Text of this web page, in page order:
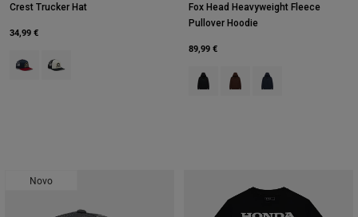
Crest Trucker Hat
34,99 €
Product swatch type of Azul meia-noite.
Product swatch type of Pearl White.
Fox Head Heavyweight Fleece
Pullover Hoodie
89,99 €
Product swatch type of Preto.
Product swatch type of
Product swatch
Novo